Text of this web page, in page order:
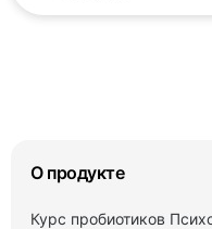
О продукте
Курс пробиотиков